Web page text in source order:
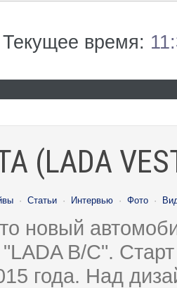
Текущее время:
(LADA
· Статьи · Интервью · Фото ·
новый
B/C".
года. Над